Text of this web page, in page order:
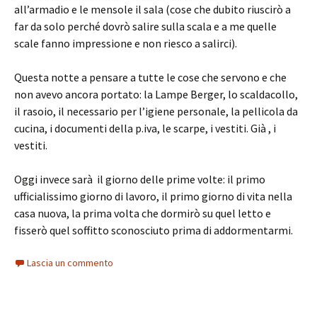
all’armadio e le mensole il sala (cose che dubito riuscirò a
far da solo perché dovrò salire sulla scala e a me quelle
scale fanno impressione e non riesco a salirci).
Questa notte a pensare a tutte le cose che servono e che
non avevo ancora portato: la Lampe Berger, lo scaldacollo,
il rasoio, il necessario per l’igiene personale, la pellicola da
cucina, i documenti della p.iva, le scarpe, i vestiti. Già , i
vestiti.
Oggi invece sarà il giorno delle prime volte: il primo
ufficialissimo giorno di lavoro, il primo giorno di vita nella
casa nuova, la prima volta che dormirò su quel letto e
fisserò quel soffitto sconosciuto prima di addormentarmi.
Lascia un commento